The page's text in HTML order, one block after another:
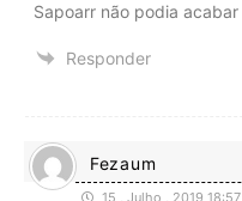
Sapoarr não podia acabar
Responder
Fezaum
15 , Julho , 2019 18:57